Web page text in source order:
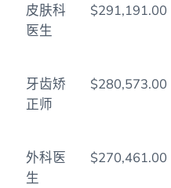
皮肤科
医生
$291,191.00
牙齿矫
正师
$280,573.00
外科医
生
$270,461.00